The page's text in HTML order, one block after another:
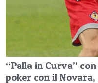
“Palla in Curva”
poker con il